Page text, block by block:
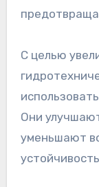
С целью
Они
уменьшают